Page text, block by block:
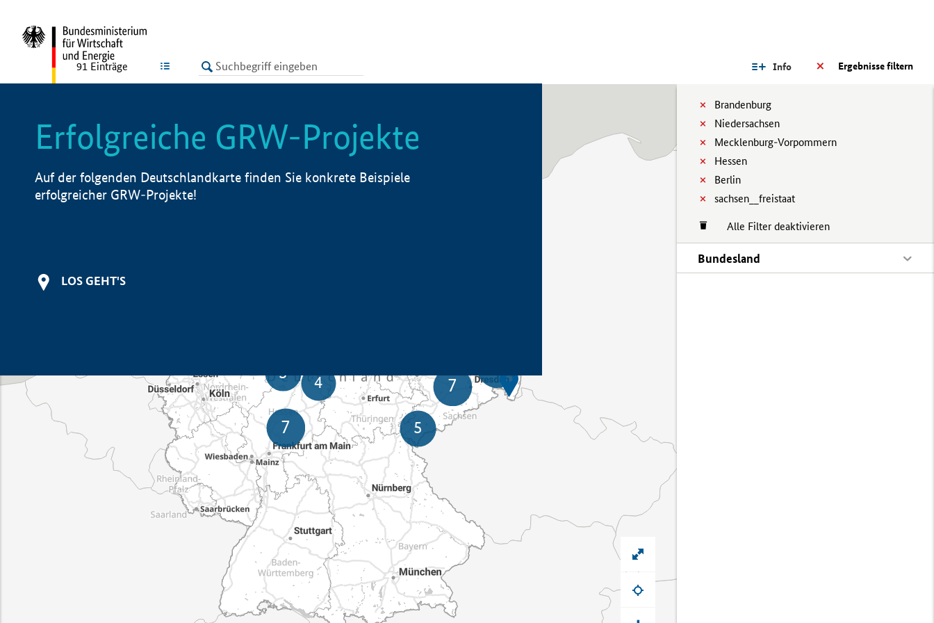
LISTE Ergebnisse filtern
Info
Brandenburg
Niedersachsen
Mecklenburg-Vorpommern
Hessen
Berlin
sachsen__freistaat
Alle Filter deaktivieren
Bundesland
91 Einträge
Erfolgreiche GRW-Projekte
Auf der folgenden Deutschlandkarte finden Sie konkrete Beispiele
erfolgreicher GRW-Projekte!
LOS GEHT'S